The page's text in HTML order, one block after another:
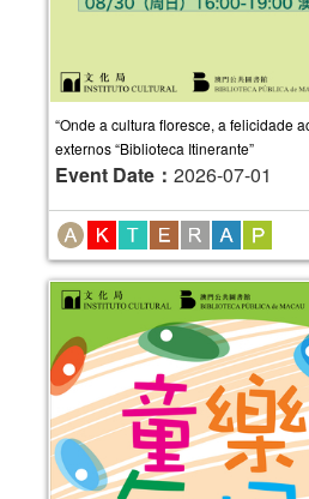
“Onde a cultura floresce, a felicidade
externos “Biblioteca Itinerante”
Event Date： 2026-07-01